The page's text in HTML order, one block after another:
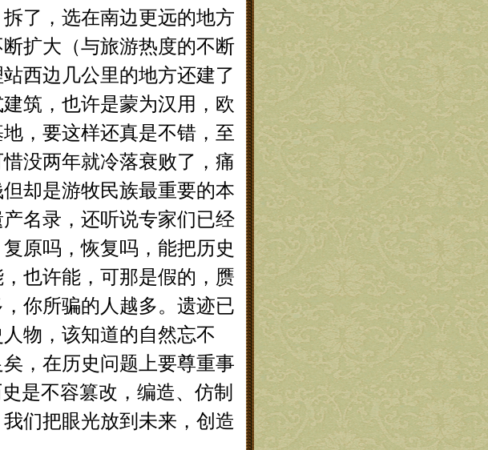
了，选在南边更远的地方
扩大（与旅游热度的不断
西边几公里的地方还建了
筑，也许是蒙为汉用，欧
，要这样还真是不错，至
没两年就冷落衰败了，痛
却是游牧民族最重要的本
名录，还听说专家们已经
原吗，恢复吗，能把历史
也许能，可那是假的，赝
你所骗的人越多。遗迹已
物，该知道的自然忘不
，在历史问题上要尊重事
是不容篡改，编造、仿制
们把眼光放到未来，创造